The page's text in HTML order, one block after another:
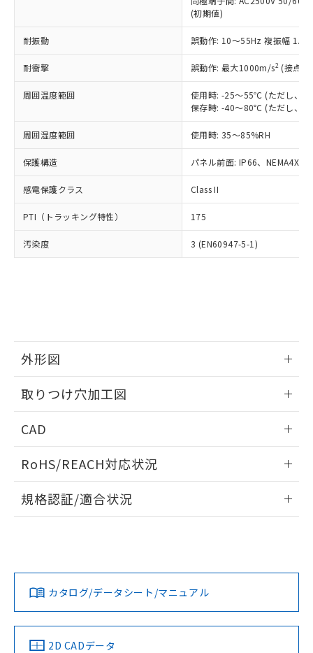
(初期値)
耐振動 誤動作: 10～55Hz 複振幅
耐衝撃 誤動作: 最大1000m/s2 (接点
周囲温度範囲
使用時: -25～55℃ (ただし、氷
保存時: -40～80℃ (ただし、氷
周囲湿度範囲 使用時: 35～85%RH
保護構造 パネル前面: IP66、NEMA4X,
感電保護クラス Class II
PTI（トラッキング特性） 175
汚染度 3 (EN60947-5-1)
外形図
取りつけ穴加工図
CAD
ドすることができます。
ログイン/会員登録
ダウンロードデータをご利用いただく前に、以下を必ずお読
みください。
ソフトウェアの使用条件
RoHS/REACH対応状況
EU RoHS 注意事項・凡例
対応済み
中国 RoHS 注意事項・凡例
規格認証/適合状況
LR型式承認
（イギリス
船舶規格）
DNV型式承認
（ノルウェー
BV型式承認
（フランス
KR型式
（韓国
カタログ/データシート/マニュアル
2D CADデータ
正式な納期状況および標準価格はお客
様のお取引先、またはお客様担当のオ
ムロン制御機器販売店・当社販売員に
オムロン制御機器販売店や当社販売拠
販売ネットワーク
」をご確認
事前の承諾なく第三者に漏洩または開
示しないようお願いします。
マイパーツ機能（部品リスト作成サー
ビス）をご利用いただくには、I-Web
メンバーズにご登録されている必要が
あります。
お客様が当ウェブサイト上で当社にご
登録された部品リストについて、当社
および当社の共同利用者が、当社の製
(PBDE) 1000ppm以下、フタル酸ビス(2-エチルヘキシ
ル) (DEHP)(別名：DOP) 1000ppm以下、フタル酸ブチ
（DBP） 1000ppm以下、フタル酸ジイソブチル
但し、RoHS指令で産業用監視および制御機器に対する
フタル酸エステル類の４物質については閾値を超える意
図的な使用がないことを確認しています。
※2 対応予定月
部品在庫の切り替え状況などにより、予定
月が前後することがあります。
※3 非含有証明書ダウンロード
※本証明書は発行日時点で非含有を証明す
るもので、過去に遡って非含有を証明する
また、RoHS指令のフタル酸エステル類４
物質の対応では、対応完了までの期間は出
荷製品に未対応品が混在することから備考
既に当社にて対応品への在庫切替を完了
していることから、特段のことがない限
り、2022年1月12日より割愛しておりま
ニル類) : 1000ppm、 PBDEs(ポリ臭化ジフェニルエーテ
イソブチル) : 1000ppm、 BBP(フタル酸ブチルベンジ
DEHP(フタル酸ビス(2-エチルヘキシル)) : 1000ppm
「ｅ」：有害物質（10物質）のすべてが基
準値以下であることを示します。
「10」：通常の使用状況下において有害物
質が外部に漏えいし、環境に深刻な影響を
及ぼさない年数を意味します。
い合わせください。
当社は規制貨物を破棄する場合は、完
全に破砕するなど、違法に輸出されな
いよう必要な手段を講じます。
当社は貴社製品を、核兵器、ミサイ
ル、化学兵器、生物兵器またはその他
武器並びにこれらの製造装置等に一切
当社は、貴社製品を第三者に販売する
場合は、上記1、2および3の内容を当
該第三者に通知します。また当社は、
販売先および販売に係わる関係者が違
り引きをいたしません。
一定数以上の在庫あり
一定数には満たないが在庫あり
在庫なし(最新の在庫状況につ
いては、お客様のお取引先、ま
たはお客様担当のオムロン制御
機器販売店・当社販売員にご確
白
受注生産機種、また在庫状況の
情報を公開していない機種